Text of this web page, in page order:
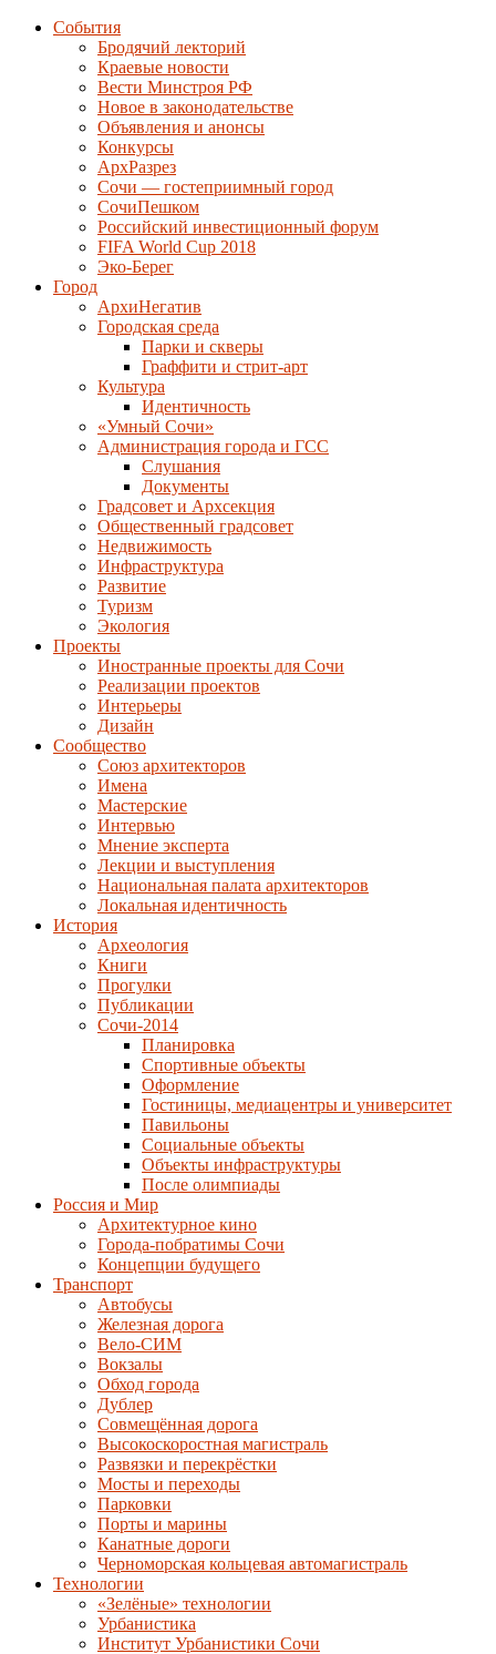
События
Бродячий лекторий
Краевые новости
Вести Минстроя РФ
Новое в законодательстве
Объявления и анонсы
Конкурсы
АрхРазрез
Сочи — гостеприимный город
СочиПешком
Российский инвестиционный форум
FIFA World Cup 2018
Эко-Берег
Город
АрхиНегатив
Городская среда
Парки и скверы
Граффити и стрит-арт
Культура
Идентичность
«Умный Сочи»
Администрация города и ГСС
Слушания
Документы
Градсовет и Архсекция
Общественный градсовет
Недвижимость
Инфраструктура
Развитие
Туризм
Экология
Проекты
Иностранные проекты для Сочи
Реализации проектов
Интерьеры
Дизайн
Сообщество
Союз архитекторов
Имена
Мастерские
Интервью
Мнение эксперта
Лекции и выступления
Национальная палата архитекторов
Локальная идентичность
История
Археология
Книги
Прогулки
Публикации
Сочи-2014
Планировка
Спортивные объекты
Оформление
Гостиницы, медиацентры и университет
Павильоны
Социальные объекты
Объекты инфраструктуры
После олимпиады
Россия и Мир
Архитектурное кино
Города-побратимы Сочи
Концепции будущего
Транспорт
Автобусы
Железная дорога
Вело-СИМ
Вокзалы
Обход города
Дублер
Совмещённая дорога
Высокоскоростная магистраль
Развязки и перекрёстки
Мосты и переходы
Парковки
Порты и марины
Канатные дороги
Черноморская кольцевая автомагистраль
Технологии
«Зелёные» технологии
Урбанистика
Институт Урбанистики Сочи